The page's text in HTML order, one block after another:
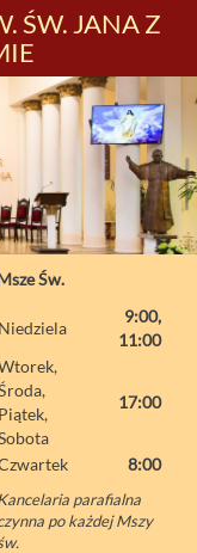
ŚW. JANA Z
Św.
Niedziela
9:00,
11:00
Piątek,
17:00
8:00
parafialna
po każdej Mszy